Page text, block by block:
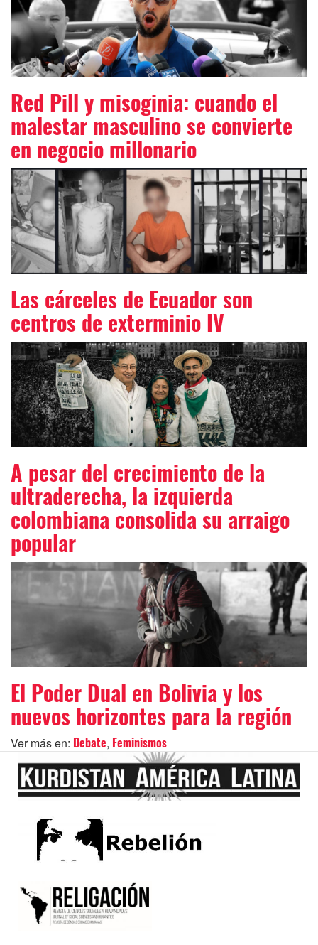
Red Pill y misoginia: cuando el
malestar masculino se convierte
en negocio millonario
Las cárceles de Ecuador son
centros de exterminio IV
A pesar del crecimiento de la
ultraderecha, la izquierda
colombiana consolida su arraigo
popular
El Poder Dual en Bolivia y los
nuevos horizontes para la región
Ver más en: Debate, Feminismos